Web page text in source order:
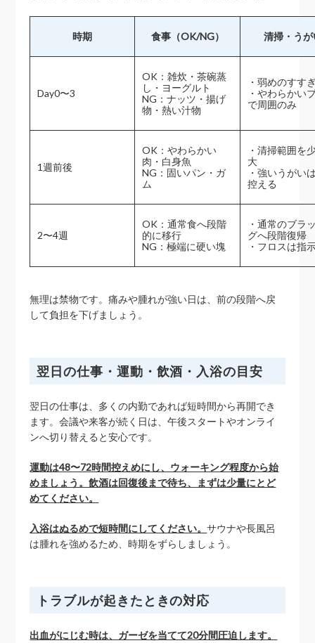
時期 食事（OK/NG） 清掃・うが
Day0〜3
OK：雑炊・茶碗蒸
し・ヨーグルト
NG：ナッツ・揚げ
物・熱い汁物
・弱めのすす
・やわらかい
で周囲のみ
1週前後
OK：やわらかい
肉・白身魚
NG：固いパン・ガ
ム
・清掃範囲を
大
・強いうがい
控える
2〜4週
OK：通常食へ段階
的に移行
NG：極端に硬い塊
・通常のブラ
グへ段階復帰
・フロスは指
無理は禁物です。痛みや腫れが強い日は、前の段階へ戻
して負担を下げましょう。
翌日の仕事・運動・飲酒・入浴の目安
翌日の仕事は、多くの内勤であれば短時間から再開でき
ます。会議や来客が続く日は、午後スタートやオンライ
ンへ切り替えると安心です。
運動は48〜72時間控えめにし、ウォーキング程度から始
めましょう。飲酒は回復後まで待ち、まずは少量にとど
めてください。
入浴はぬるめで短時間にしてください。サウナや長風呂
は腫れを強めるため、時期をずらしましょう。
トラブルが起きたときの対応
出血がにじむ時は、ガーゼを当てて20分間圧迫します。